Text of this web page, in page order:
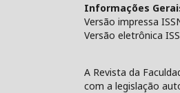
Informações
Versão impressa
Versão eletrônica
A Revista da
com a legislação